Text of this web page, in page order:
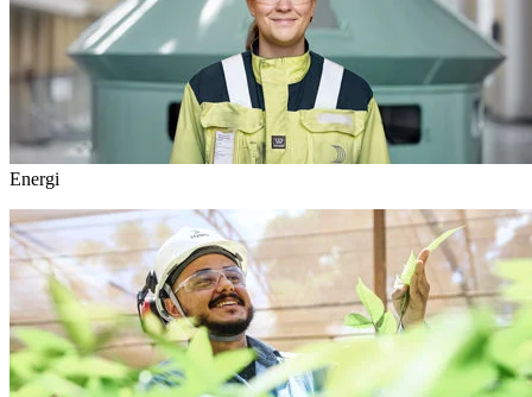
Energi